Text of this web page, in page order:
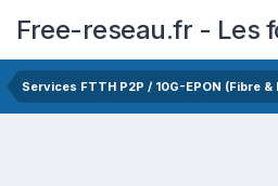
Free-reseau.fr - Les
Services FTTH P2P / 10G-EPON (Fibre &